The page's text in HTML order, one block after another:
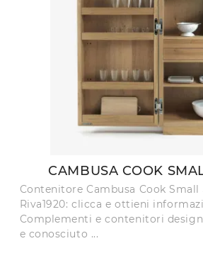
CAMBUSA COOK
Contenitore Cambusa Cook Small
Riva1920: clicca e ottieni
Complementi e contenitori
e conosciuto ...